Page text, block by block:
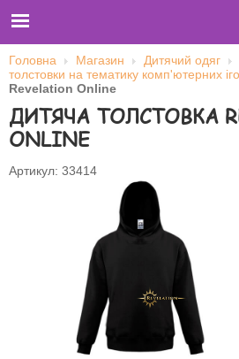
Главная
Футболки
Толстовки (кенгурушки)
Лонгсливы
Ім'я користувача
Головна Магазин Дитячий одяг
толстовки на тематику комп'ютерних
Revelation Online
ДИТЯЧА ТОЛСТОВКА
ONLINE
Артикул: 33414